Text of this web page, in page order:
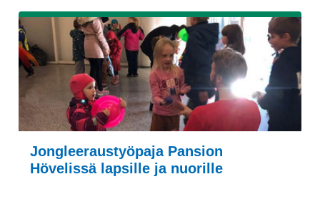
Jongleeraustyöpaja Pansion
Hövelissä lapsille ja nuorille